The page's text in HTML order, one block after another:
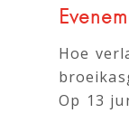
Hoe
Op 13